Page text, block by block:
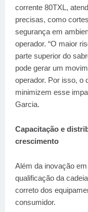
corrente 80TXL,
precisas, como
segurança em
operador. “O maior
parte superior do
pode gerar um
operador. Por isso, o
minimizem esse
Garcia.
Capacitação e
crescimento
Além da inovação
qualificação da
correto dos
consumidor.